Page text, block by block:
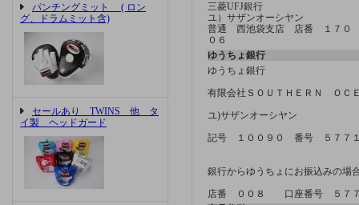
パンチングミット ( ロン
グ、ドラムミット含)
セールあり TWINS 他 タ
イ製 ヘッドガード
三菱UFJ銀行
ユ）サザンオーシヤン
普通 西池袋支店 店番 １７０
０６
ゆうちょ銀行
ゆうちょ銀行
有限会社ＳＯＵＴＨＥＲＮ ＯＣ
ユ)サザンオーシヤン
記号 １００９０ 番号 ５７７
銀行からゆうちょにお振込みの場
店番 ００８ 口座番号 ５７７